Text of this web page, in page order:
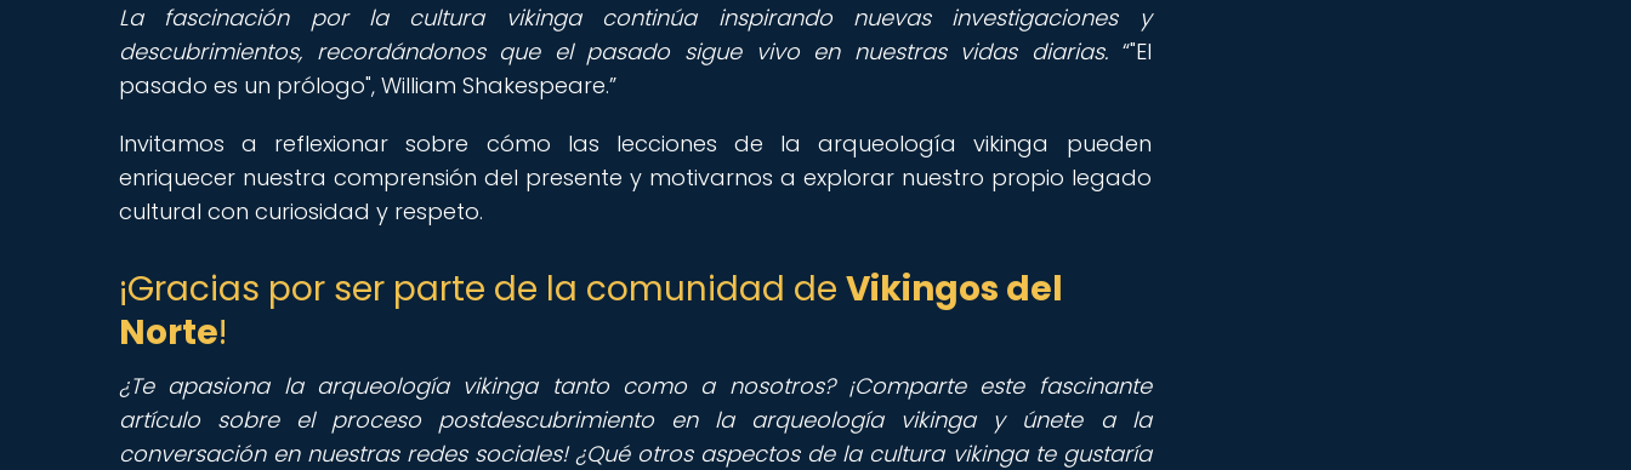
La fascinación por la cultura vikinga continúa inspirando nuevas investigaciones y
descubrimientos, recordándonos que el pasado sigue vivo en nuestras vidas diarias.
"El
pasado es un prólogo", William Shakespeare.
Invitamos a reflexionar sobre cómo las lecciones de la arqueología vikinga pueden
enriquecer nuestra comprensión del presente y motivarnos a explorar nuestro propio legado
cultural con curiosidad y respeto.
¡Gracias por ser parte de la comunidad de Vikingos del
Norte!
¿Te apasiona la arqueología vikinga tanto como a nosotros? ¡Comparte este fascinante
artículo sobre el proceso postdescubrimiento en la arqueología vikinga y únete a la
conversación en nuestras redes sociales! ¿Qué otros aspectos de la cultura vikinga te gustaría